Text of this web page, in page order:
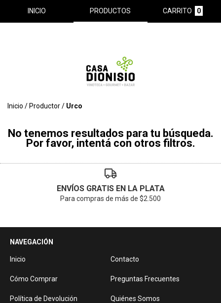
INICIO PRODUCTOS CARRITO 0
Inicio / Productor/ Urco
No tenemos resultados para tu búsqueda.
Por favor, intentá con otros filtros.
ENVÍOS GRATIS EN LA PLATA
Para compras de más de $2.500
NAVEGACIÓN
Inicio Contacto
Cómo Comprar Preguntas Frecuentes
Política de Devolución Quiénes Somos